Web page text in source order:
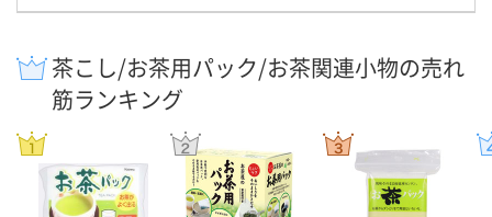
茶こし/お茶用パック/お茶関連小物の売れ
筋ランキング